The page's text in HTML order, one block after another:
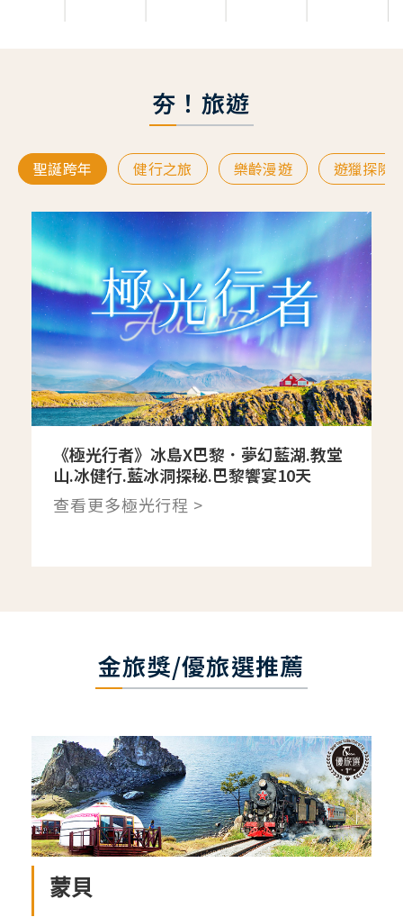
夯！旅遊
聖誕跨年 健行之旅 樂齡漫遊 遊獵探險
《極光行者》冰島X巴黎．夢幻藍湖.教堂
山.冰健行.藍冰洞探秘.巴黎饗宴10天
查看更多極光行程 >
金旅獎/優旅選推薦
蒙貝